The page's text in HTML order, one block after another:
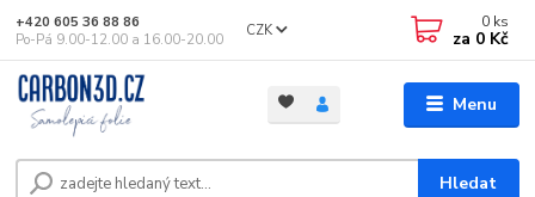
Menu
CZK
Hledat
+420 605 36 88 86
Po-Pá 9.00-12.00 a 16.00-20.00
0 ks
za 0 Kč